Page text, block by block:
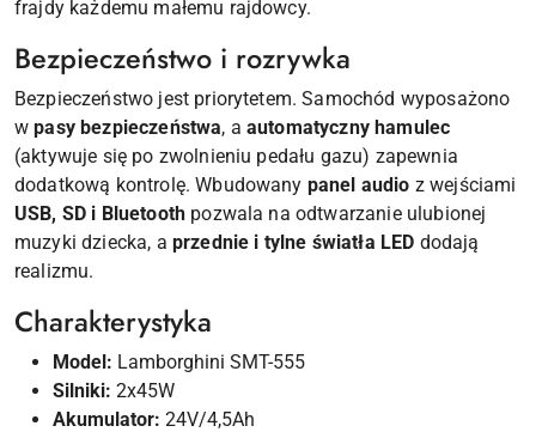
frajdy każdemu małemu rajdowcy.
Bezpieczeństwo i rozrywka
Bezpieczeństwo jest priorytetem. Samochód wyposażono
wpasy bezpieczeństwa, aautomatyczny hamulec
(aktywuje się po zwolnieniu pedału gazu) zapewnia
dodatkową kontrolę. Wbudowany panel audio z wejściami
USB, SD i Bluetooth pozwala na odtwarzanie ulubionej
muzyki dziecka, a przednie i tylne światła LED dodają
realizmu.
Charakterystyka
Model: Lamborghini SMT-555
Silniki: 2x45W
Akumulator: 24V/4,5Ah